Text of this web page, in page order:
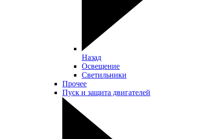
Назад
Освещение
Светильники
Прочее
Пуск и защита двигателей